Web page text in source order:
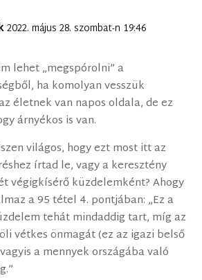
2022. május 28. szombat-n 19:46
lehet „megspórolni” a
ha komolyan vesszük
életnek van napos oldala, de ez
árnyékos is van.
világos, hogy ezt most itt az
írtad le, vagy a keresztény
végigkísérő küzdelemként? Ahogy
a 95 tétel 4. pontjában: „Ez a
tehát mindaddig tart, míg az
vétkes önmagát (ez az igazi belső
a mennyek országába való